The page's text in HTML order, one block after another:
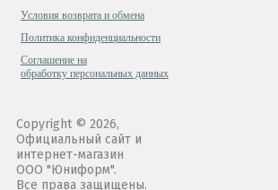
Условия возврата и обмена
Политика конфиденциальности
Cоглашение на
обработку персональных данных
Copyright © 2026,
Официальный сайт и
интернет-магазин
ООО "Юниформ".
Все права защищены.